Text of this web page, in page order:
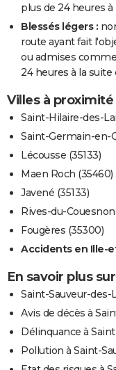
plus de 24 heures
Blessés légers :
route ayant fait
ou admises
24 heures à la suite
Villes à
Saint-Hilaire-des-
Saint-Germain-en-
Lécousse (35133)
Maen Roch (35460)
Javené (35133)
Rives-du-Couesnon
Fougères (35300)
Accidents en Ille-
En savoir plus
Saint-Sauveur-des-
Avis de décès à
Délinquance à
Pollution à Saint-